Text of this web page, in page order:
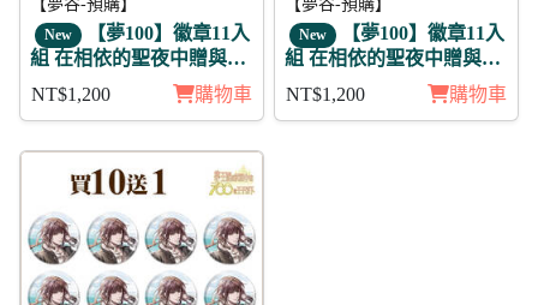
【夢谷-預購】
New 【夢100】徽章11入
組 在相依的聖夜中贈與的
愛 弗雷伊克 日覺
NT$1,200 購物車
【夢谷-預購】
New 【夢100】徽章11入
組 在相依的聖夜中贈與的
愛 伊薩克 未覺
NT$1,200 購物車